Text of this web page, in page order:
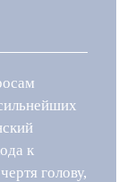
к
голову,